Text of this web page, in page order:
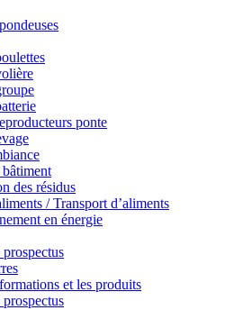
ponte
des résidus
/ Transport d’aliments
en énergie
et les produits